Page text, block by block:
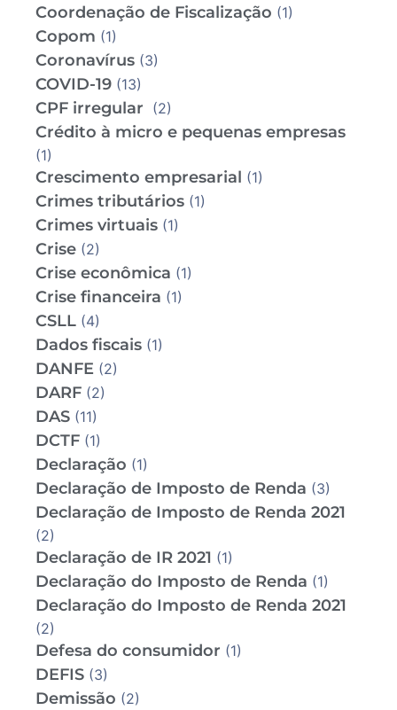
Coordenação de Fiscalização (1)
Copom (1)
Coronavírus (3)
COVID-19 (13)
CPF irregular (2)
Crédito à micro e pequenas empresas
(1)
Crescimento empresarial (1)
Crimes tributários (1)
Crimes virtuais (1)
Crise (2)
Crise econômica (1)
Crise financeira (1)
CSLL (4)
Dados fiscais (1)
DANFE (2)
DARF (2)
DAS (11)
DCTF (1)
Declaração (1)
Declaração de Imposto de Renda (3)
Declaração de Imposto de Renda 2021
(2)
Declaração de IR 2021 (1)
Declaração do Imposto de Renda (1)
Declaração do Imposto de Renda 2021
(2)
Defesa do consumidor (1)
DEFIS (3)
Demissão (2)